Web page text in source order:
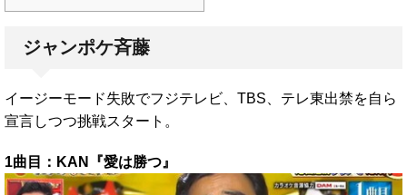
ジャンポケ斉藤
イージーモード失敗でフジテレビ、TBS、テレ東出禁を自ら
宣言しつつ挑戦スタート。
1曲目：KAN『愛は勝つ』